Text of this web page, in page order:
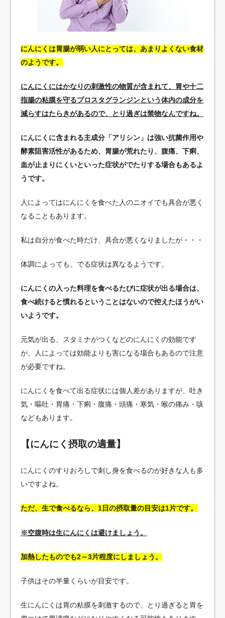
にんにくは胃腸が弱い人にとっては、あまりよくない食材
のようです。
にんにくにはかなりの刺激性の物質が含まれて、胃や十二
指腸の粘膜を守るプロスタグランジンという体内の成分を
減らすはたらきがあるので、とり過ぎは禁物なんですね。
にんにくに含まれる主成分「アリシン」は強い抗菌作用や
酵素阻害活性があるため、胃腸が荒れたり、腹痛、下痢、
血が止まりにくいといった症状がでたりする場合もあるよ
うです。
人によってはにんにくを食べた人のニオイでも具合が悪く
なることもあります。
私は自分が食べた時だけ、具合が悪くなりましたが・・・
体調によっても、でる症状は異なるようです。
にんにくの入った料理を食べるたびに症状が出る場合は、
食べ続けると慣れるということはないので控えたほうがい
いようです。
元気が出る、スタミナがつくなどのにんにくの効能です
が、人によっては効能よりも害になる場合もあるので注意
が必要ですね。
にんにくを食べて出る症状には個人差がありますが、吐き
気・嘔吐・胃痛・下痢・腹痛・頭痛・寒気・喉の痛み・咳
などもあります。
【にんにく摂取の適量】
にんにくのすりおろしで刺し身を食べるのが好きな人も多
いですよね。
ただ、生で食べるなら、1日の摂取量の目安は1片です。
※空腹時は生にんにくは避けましょう。
加熱したものでも2～3片程度にしましょう。
子供はその半量くらいが目安です。
生にんにくは胃の粘膜を刺激するので、とり過ぎると胃を